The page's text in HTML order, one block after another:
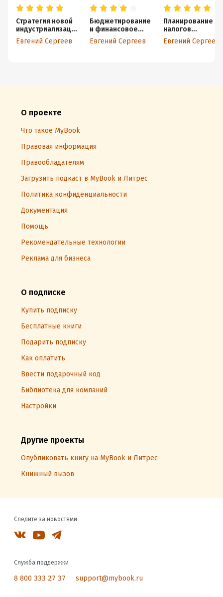
Стратегия новой
индустриализаци
и России:
автоматизация,
Евгений Сергеев
Бюджетирование
и финансовое
моделирование
Евгений Сергеев
Планирование
налогов
с помощью MS
Excel
Евгений Сергеев
О проекте
Что такое MyBook
Правовая информация
Правообладателям
Загрузить подкаст в MyBook и Литрес
Политика конфиденциальности
Документация
Помощь
Рекомендательные технологии
Реклама для бизнеса
О подписке
Купить подписку
Бесплатные книги
Подарить подписку
Как оплатить
Ввести подарочный код
Библиотека для компаний
Настройки
Другие проекты
Опубликовать книгу на MyBook и Литрес
Книжный вызов
Следите за новостями
Служба поддержки
8 800 333 27 37 support@mybook.ru